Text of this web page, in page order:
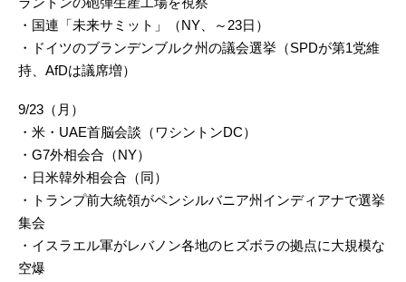
・国連「未来サミット」（NY、～23日）
・ドイツのブランデンブルク州の議会選挙（SPDが第1党維
持、AfDは議席増）
9/23（月）
・米・UAE首脳会談（ワシントンDC）
・G7外相会合（NY）
・日米韓外相会合（同）
・トランプ前大統領がペンシルバニア州インディアナで選挙
集会
・イスラエル軍がレバノン各地のヒズボラの拠点に大規模な
空爆